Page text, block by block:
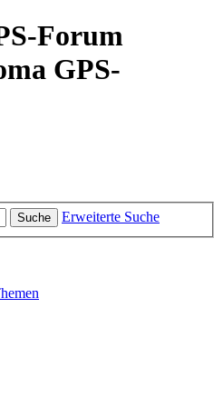
Forum
GPS-
Suche Erweiterte Suche